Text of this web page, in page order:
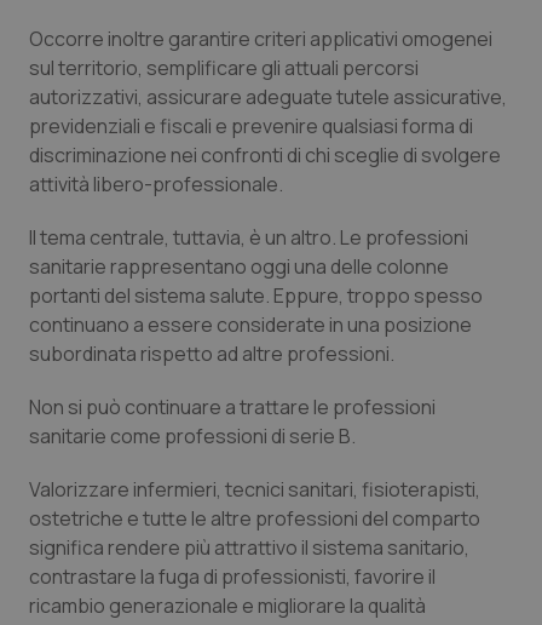
Valle D’Aosta
Veneto
Oncodermatologia
Oncoematologia
Psoriasi & pelle
Quotidiano Cardiologia
Quotidiano Chirurgia
Quotidiano Pediatria
Rene & patologie urogenitali
Occorre inoltre garantire criteri applicativi omogenei
sul territorio, semplificare gli attuali percorsi
autorizzativi, assicurare adeguate tutele assicurative,
previdenziali e fiscali e prevenire qualsiasi forma di
discriminazione nei confronti di chi sceglie di svolgere
attività libero-professionale.
Il tema centrale, tuttavia, è un altro. Le professioni
sanitarie rappresentano oggi una delle colonne
portanti del sistema salute. Eppure, troppo spesso
continuano a essere considerate in una posizione
subordinata rispetto ad altre professioni.
Non si può continuare a trattare le professioni
sanitarie come professioni di serie B.
Valorizzare infermieri, tecnici sanitari, fisioterapisti,
ostetriche e tutte le altre professioni del comparto
significa rendere più attrattivo il sistema sanitario,
contrastare la fuga di professionisti, favorire il
ricambio generazionale e migliorare la qualità